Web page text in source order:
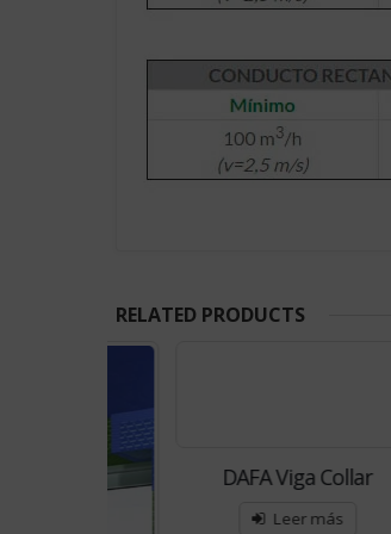
RELATED PRODUCTS
DAFA Viga Collar
Leer más